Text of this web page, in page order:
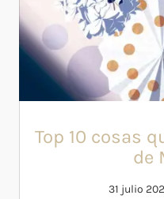
Top 10 cosas
de
31 julio